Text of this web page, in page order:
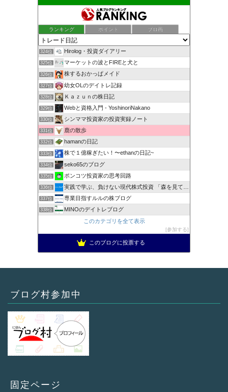
ランキング ポイント ブロ画
324位 Hirolog・投資ダイアリー
325位 マーケットの波とFIREと犬と
326位 株するおかっぱメイド
327位 幼女OLのデイトレ記録
328位 Ｋａｚｕｎの株日記
329位 Webと資格入門 - YoshinoriNakano
330位 シンママ投資家の投資実録ノート
331位 鹿の散歩
332位 hamanの日記
333位 株で１億稼ぎたい！〜ethanの日記~
334位 seko65のブログ
335位 ポンコツ投資家の思考回路
336位 実践で学ぶ、負けない現代株式投資 「森を見て、木を見る」
337位 専業目指すルルの株ブログ
338位
MINOのデイトレブログ
このカテゴリを全て表示
参加する
このブログに投票する
ブログ村参加中
固定ページ